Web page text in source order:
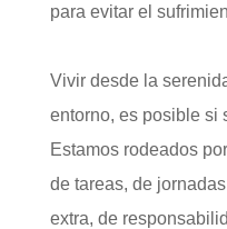
para evitar el
Vivir desde la
entorno, es posible si
Estamos rodeados
de tareas, de
extra, de